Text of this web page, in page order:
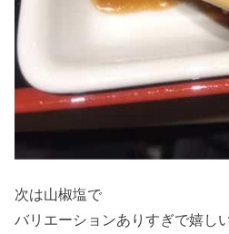
次は山椒塩で
バリエーションありすぎで嬉し